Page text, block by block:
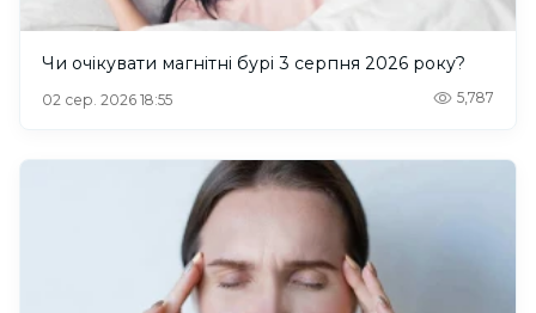
Чи очікувати магнітні бурі 3 серпня 2026 року?
02 сер. 2026 18:55 5,787